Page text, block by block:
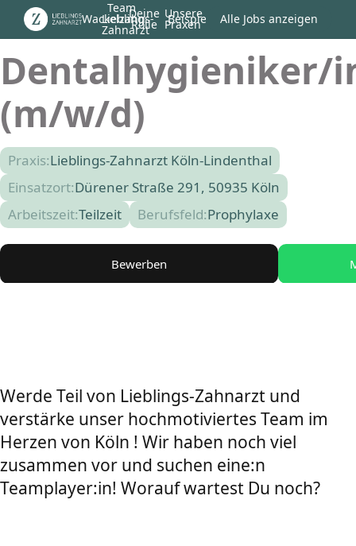
Wackelzahn
Team
Lieblings-
Zahnarzt
Deine
Rolle
Unsere
Praxen
Beispiel Alle Jobs anzeigen
Dentalhygieniker/
(m/w/d)
Praxis:Lieblings-Zahnarzt Köln-Lindenthal
Einsatzort:Dürener Straße 291, 50935 Köln
Arbeitszeit:Teilzeit Berufsfeld:Prophylaxe
Bewerben
Werde Teil von Lieblings-Zahnarzt und
verstärke unser hochmotiviertes Team im
Herzen von Köln ! Wir haben noch viel
zusammen vor und suchen eine:n
Teamplayer:in! Worauf wartest Du noch?